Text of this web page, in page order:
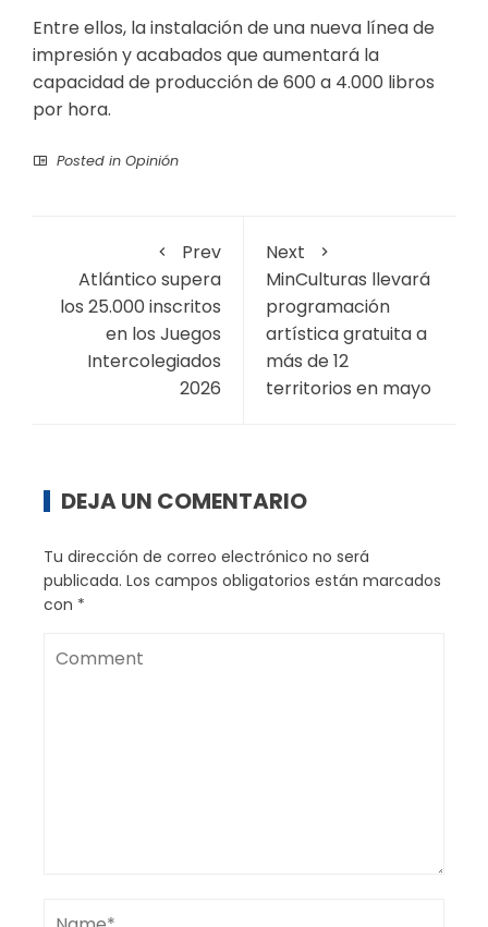
Entre ellos, la instalación de una nueva línea de
impresión y acabados que aumentará la
capacidad de producción de 600 a 4.000 libros
por hora.
Posted in Opinión
Prev
Atlántico supera
los 25.000 inscritos
en los Juegos
Intercolegiados
2026
Next
MinCulturas llevará
programación
artística gratuita a
más de 12
territorios en mayo
DEJA UN COMENTARIO
Tu dirección de correo electrónico no será
publicada. Los campos obligatorios están marcados
con *